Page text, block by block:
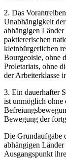
2. Das
Unabhängigkeit
abhängigen
paktiererischen
kleinbürgerlichen
Bourgeoisie, ohne
Proletariats, ohne
der Arbeiterklasse
3. Ein dauerhafter
ist unmöglich ohne
Bewegung der
Die Grundaufgabe
abhängigen
Ausgangspunkt